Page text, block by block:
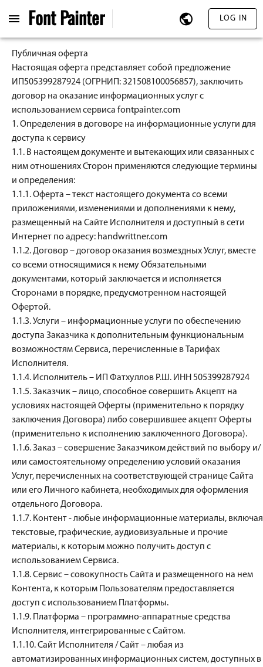
FontPainter LOG IN
Публичная оферта
Настоящая оферта представляет собой предложение
ИП505399287924 (ОГРНИП: 321508100056857), заключить
договор на оказание информационных услуг с
использованием сервиса fontpainter.com
1. Определения в договоре на информационные услуги для
доступа к сервису
1.1. В настоящем документе и вытекающих или связанных с
ним отношениях Сторон применяются следующие термины
и определения:
1.1.1. Оферта – текст настоящего документа со всеми
приложениями, изменениями и дополнениями к нему,
размещенный на Сайте Исполнителя и доступный в сети
Интернет по адресу: handwrittner.com
1.1.2. Договор – договор оказания возмездных Услуг, вместе
со всеми относящимися к нему Обязательными
документами, который заключается и исполняется
Сторонами в порядке, предусмотренном настоящей
Офертой.
1.1.3. Услуги – информационные услуги по обеспечению
доступа Заказчика к дополнительным функциональным
возможностям Сервиса, перечисленные в Тарифах
Исполнителя.
1.1.4. Исполнитель – ИП Фатхуллов Р.Ш. ИНН 505399287924
1.1.5. Заказчик – лицо, способное совершить Акцепт на
условиях настоящей Оферты (применительно к порядку
заключения Договора) либо совершившее акцепт Оферты
(применительно к исполнению заключенного Договора).
1.1.6. Заказ – совершение Заказчиком действий по выбору и/
или самостоятельному определению условий оказания
Услуг, перечисленных на соответствующей странице Сайта
или его Личного кабинета, необходимых для оформления
отдельного Договора.
1.1.7. Контент - любые информационные материалы, включая
текстовые, графические, аудиовизуальные и прочие
материалы, к которым можно получить доступ с
использованием Сервиса.
1.1.8. Сервис – совокупность Сайта и размещенного на нем
Контента, к которым Пользователям предоставляется
доступ с использованием Платформы.
1.1.9. Платформа – программно-аппаратные средства
Исполнителя, интегрированные с Сайтом.
1.1.10. Сайт Исполнителя / Сайт – любая из
автоматизированных информационных систем, доступных в